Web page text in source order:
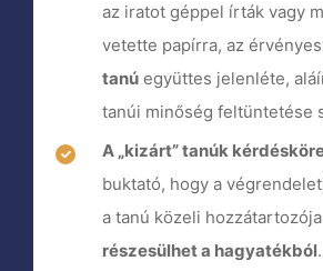
az iratot géppel írták vagy
vetette papírra, az
tanú együttes jelenléte,
tanúi minőség feltüntetése
A „kizárt” tanúk
buktató, hogy a
a tanú közeli hozzátartozója
részesülhet a hagyatékból